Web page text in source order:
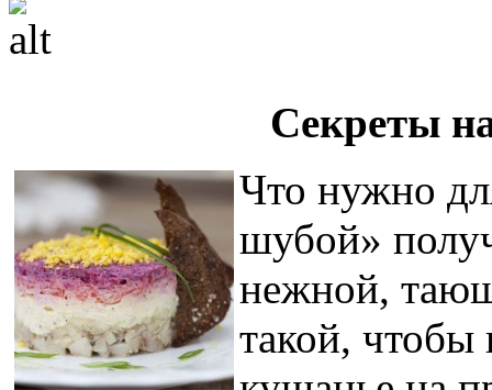
Секреты
Что нужно
шубой»
нежной,
такой, чтобы